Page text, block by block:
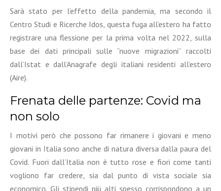
Sarà stato per l’effetto della pandemia, ma secondo il
Centro Studi e Ricerche Idos, questa fuga all’estero ha fatto
registrare una flessione per la prima volta nel 2022, sulla
base dei dati principali sulle “nuove migrazioni” raccolti
dall’Istat e dall’Anagrafe degli italiani residenti all’estero
(Aire).
Frenata delle partenze: Covid ma
non solo
I motivi però che possono far rimanere i giovani e meno
giovani in Italia sono anche di natura diversa dalla paura del
Covid. Fuori dall’Italia non è tutto rose e fiori come tanti
vogliono far credere, sia dal punto di vista sociale sia
economico. Gli stipendi più alti spesso corrispondono a un